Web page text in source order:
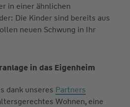
in einer ähnlichen
Die Kinder sind bereits aus
neuen Schwung in Ihr
in das Eigenheim
dank unseres Partners
Wohnen, eine